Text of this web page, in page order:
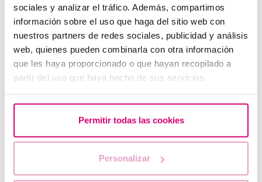
sociales y analizar el tráfico. Además, compartimos
información sobre el uso que haga del sitio web con
nuestros partners de redes sociales, publicidad y análisis
web, quienes pueden combinarla con otra información
que les haya proporcionado o que hayan recopilado a
partir del uso que haya hecho de sus servicios.
Permitir todas las cookies
Personalizar